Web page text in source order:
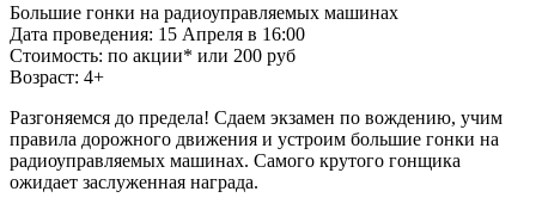
Большие гонки на радиоуправляемых машинах
Дата проведения: 15 Апреля в 16:00
Стоимость: по акции* или 200 руб
Возраст: 4+
Разгоняемся до предела! Сдаем экзамен по вождению, учим
правила дорожного движения и устроим большие гонки на
радиоуправляемых машинах. Самого крутого гонщика
ожидает заслуженная награда.